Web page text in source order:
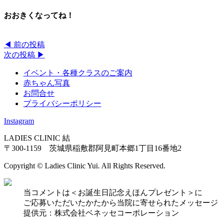
おおきくなってね！
◀︎ 前の投稿
次の投稿 ▶︎
イベント・各種クラスのご案内
赤ちゃん写真
お問合せ
プライバシーポリシー
Instagram
LADIES CLINIC 結
〒300-1159 茨城県稲敷郡阿見町本郷1丁目16番地2
Copyright © Ladies Clinic Yui. All Rights Reserved.
当コメントは＜お誕生日記念えほんプレゼント＞に
ご応募いただいたかたから当院に寄せられたメッセー
提供元：株式会社ベネッセコーポレーション